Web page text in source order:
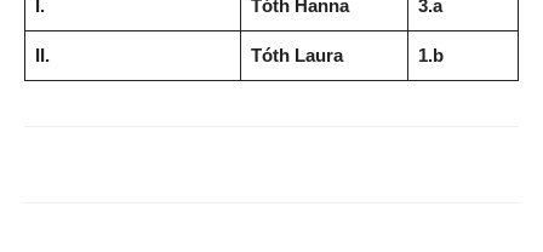
I. Tóth Hanna 3.a
II. Tóth Laura 1.b